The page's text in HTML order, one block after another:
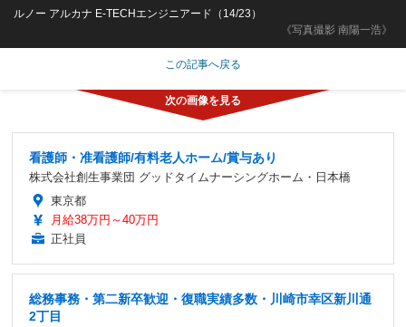
《写真撮影 南陽一浩》
ルノー アルカナ E-TECHエンジニアード（14/23）
この記事へ戻る
看護師・准看護師/有料老人ホーム/賞与あり
株式会社創生事業団 グッドタイムナーシングホーム・日本橋
東京都
月給38万円～40万円
正社員
総務事務・第二新卒歓迎・復職実績多数・川崎市幸区新川通
2丁目